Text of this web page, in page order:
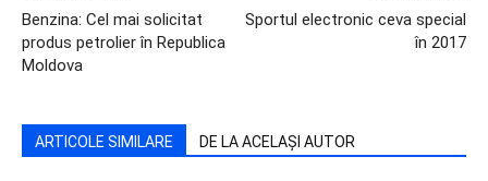
Benzina: Cel mai solicitat
produs petrolier în Republica
Moldova
Sportul electronic ceva special
în 2017
ARTICOLE SIMILARE DE LA ACELAȘI AUTOR